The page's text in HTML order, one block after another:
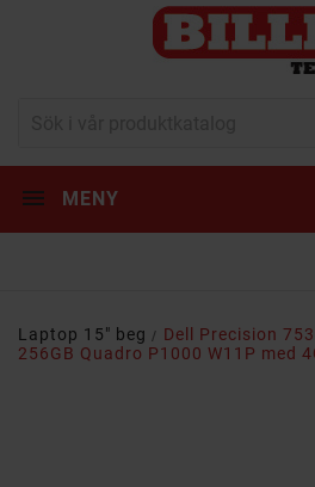
MENY
Laptop 15" beg
Dell Precision
256GB Quadro P1000 W11P med